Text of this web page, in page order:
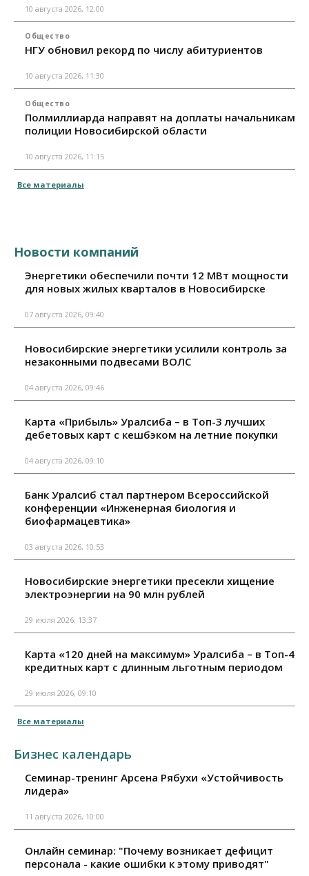
10 августа 2026, 12:00
Общество
НГУ обновил рекорд по числу абитуриентов
10 августа 2026, 11:30
Общество
Полмиллиарда направят на доплаты начальникам
полиции Новосибирской области
10 августа 2026, 11:15
Все материалы
Новости компаний
Энергетики обеспечили почти 12 МВт мощности
для новых жилых кварталов в Новосибирске
07 августа 2026, 09:40
Новосибирские энергетики усилили контроль за
незаконными подвесами ВОЛС
04 августа 2026, 09:46
Карта «Прибыль» Уралсиба – в Топ-3 лучших
дебетовых карт с кешбэком на летние покупки
04 августа 2026, 09:10
Банк Уралсиб стал партнером Всероссийской
конференции «Инженерная биология и
биофармацевтика»
03 августа 2026, 10:53
Новосибирские энергетики пресекли хищение
электроэнергии на 90 млн рублей
29 июля 2026, 13:37
Карта «120 дней на максимум» Уралсиба – в Топ-4
кредитных карт с длинным льготным периодом
29 июля 2026, 09:10
Все материалы
Бизнес календарь
Семинар-тренинг Арсена Рябухи «Устойчивость
лидера»
11 августа 2026, 10:00
Онлайн семинар: "Почему возникает дефицит
персонала - какие ошибки к этому приводят"